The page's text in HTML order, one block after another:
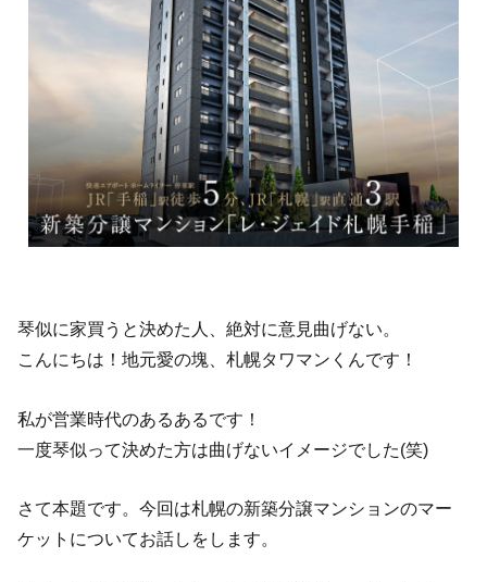
琴似に家買うと決めた人、絶対に意見曲げない。
こんにちは！地元愛の塊、札幌タワマンくんです！
私が営業時代のあるあるです！
一度琴似って決めた方は曲げないイメージでした(笑)
さて本題です。今回は札幌の新築分譲マンションのマー
ケットについてお話しをします。